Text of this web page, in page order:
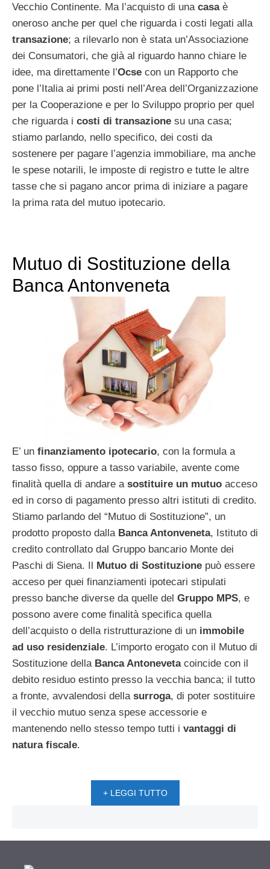
Vecchio Continente. Ma l’acquisto di una casa è
oneroso anche per quel che riguarda i costi legati alla
transazione; a rilevarlo non è stata un’Associazione
dei Consumatori, che già al riguardo hanno chiare le
idee, ma direttamente l’Ocse con un Rapporto che
pone l’Italia ai primi posti nell’Area dell’Organizzazione
per la Cooperazione e per lo Sviluppo proprio per quel
che riguarda i costi di transazione su una casa;
stiamo parlando, nello specifico, dei costi da
sostenere per pagare l’agenzia immobiliare, ma anche
le spese notarili, le imposte di registro e tutte le altre
tasse che si pagano ancor prima di iniziare a pagare
la prima rata del mutuo ipotecario.
Mutuo di Sostituzione della
Banca Antonveneta
E’ un finanziamento ipotecario, con la formula a
tasso fisso, oppure a tasso variabile, avente come
finalità quella di andare a sostituire un mutuo acceso
ed in corso di pagamento presso altri istituti di credito.
Stiamo parlando del “Mutuo di Sostituzione”, un
prodotto proposto dalla Banca Antonveneta, Istituto di
credito controllato dal Gruppo bancario Monte dei
Paschi di Siena. Il Mutuo di Sostituzione può essere
acceso per quei finanziamenti ipotecari stipulati
presso banche diverse da quelle del Gruppo MPS, e
possono avere come finalità specifica quella
dell’acquisto o della ristrutturazione di un immobile
ad uso residenziale. L’importo erogato con il Mutuo di
Sostituzione della Banca Antonevetacoincide con il
debito residuo estinto presso la vecchia banca; il tutto
a fronte, avvalendosi della surroga, di poter sostituire
il vecchio mutuo senza spese accessorie e
mantenendo nello stesso tempo tutti i vantaggi di
natura fiscale.
+ LEGGI TUTTO